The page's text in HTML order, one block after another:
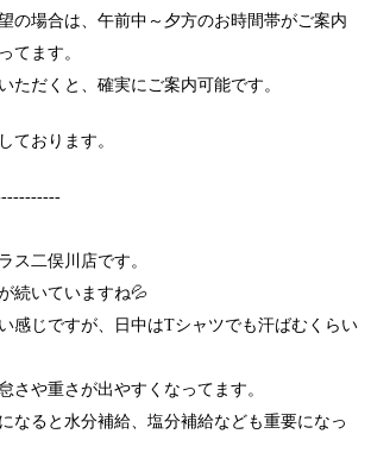
の場合は、午前中～夕方のお時間帯がご案内
てます。
ただくと、確実にご案内可能です。
ております。
ス二俣川店です。
続いていますね💦
感じですが、日中はTシャツでも汗ばむくらい
さや重さが出やすくなってます。
なると水分補給、塩分補給なども重要になっ